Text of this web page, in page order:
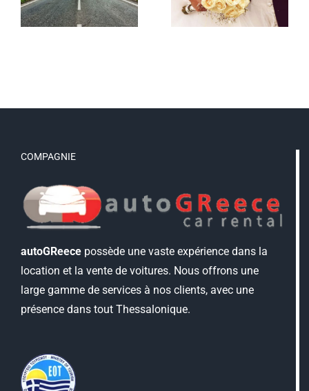
Thessalonique
petite
COMPAGNIE
autoGReece possède une vaste expérience dans la
location et la vente de voitures. Nous offrons une
large gamme de services à nos clients, avec une
présence dans tout Thessalonique.